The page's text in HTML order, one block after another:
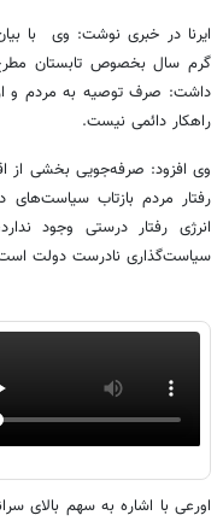
ایرنا در خبری نوشت: وی با
گرم سال بخصوص تابستان
داشت: صرف توصیه به مردم و
راهکار دائمی نیست.
وی افزود: صرفه‌جویی بخشی از
رفتار مردم بازتاب
انرژی رفتار درستی وجود
سیاست‌گذاری نادرست دولت
اورعی با اشاره به سهم بالای